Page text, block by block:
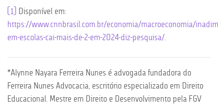
[1] Disponível em:
https://www.cnnbrasil.com.br/economia/macroeconomia/
em-escolas-cai-mais-de-2-em-2024-diz-pesquisa/.
*Alynne Nayara Ferreira Nunes é advogada fundadora do
Ferreira Nunes Advocacia, escritório especializado em Direito
Educacional. Mestre em Direito e Desenvolvimento pela FGV